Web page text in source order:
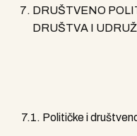
DRUŠTVENO
DRUŠTVA I
7.1. Političke i